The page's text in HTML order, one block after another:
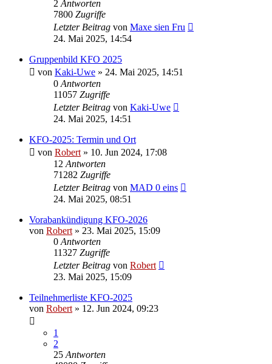
2 Antworten
7800 Zugriffe
Letzter Beitrag von Maxe sien Fru
24. Mai 2025, 14:54
Gruppenbild KFO 2025
von Kaki-Uwe » 24. Mai 2025, 14:51
0 Antworten
11057 Zugriffe
Letzter Beitrag von Kaki-Uwe
24. Mai 2025, 14:51
KFO-2025: Termin und Ort
von Robert » 10. Jun 2024, 17:08
12 Antworten
71282 Zugriffe
Letzter Beitrag von MAD 0 eins
24. Mai 2025, 08:51
Vorabankündigung KFO-2026
von Robert » 23. Mai 2025, 15:09
0 Antworten
11327 Zugriffe
Letzter Beitrag von Robert
23. Mai 2025, 15:09
Teilnehmerliste KFO-2025
von Robert » 12. Jun 2024, 09:23
1
2
25 Antworten